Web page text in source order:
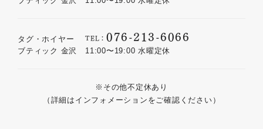
タグ・ホイヤー
ブティック 金沢
TEL： 076-213-6066
11:00〜19:00 水曜定休
※その他不定休あり
（詳細はインフォメーションをご確認ください）